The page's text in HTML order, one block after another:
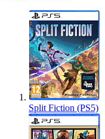
Split Fiction (PS5)